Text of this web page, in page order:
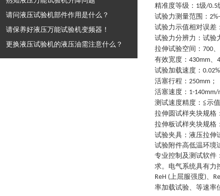
请问液压试验机部件作用是什么？
请保养好液压万能试验机变频器！
更换液压试验机的液压油需注意什么？
精准度等级 ： 1级/0.5
试验力测量范围 ：
试验力示值相对误差
试验力分辨力 ： 试验
拉伸试验空间 ： 700、
有效宽度 ： 430mm、
试验加载速度 ： 0.02%
活塞行程 ： 250mm ；
活塞速度 ： 1-140mm/
测试速度精度 ： ≦示
拉伸圆试样夹块规格
拉伸板试样夹块规格
试验夹具 ： 液压拉伸
试验附件高低温环境
专业控制及测试软件
求。电气系统具有力
ReH (上屈服强度)、
率加载试验、等速率